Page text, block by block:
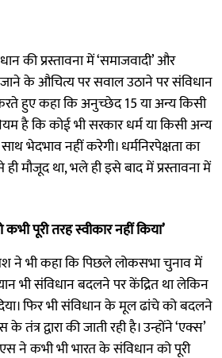
की प्रस्तावना में ‘समाजवादी’ और
जाने के औचित्य पर सवाल उठाने पर संविधान
हुए कहा कि अनुच्छेद 15 या अन्य किसी
है कि कोई भी सरकार धर्म या किसी अन्य
भेदभाव नहीं करेगी। धर्मनिरपेक्षता का
मौजूद था, भले ही इसे बाद में प्रस्तावना में
पूरी तरह स्वीकार नहीं किया’
ने भी कहा कि पिछले लोकसभा चुनाव में
भी संविधान बदलने पर केंद्रित था लेकिन
फिर भी संविधान के मूल ढांचे को बदलने
द्वारा की जाती रही है। उन्होंने ‘एक्स’
ने कभी भी भारत के संविधान को पूरी